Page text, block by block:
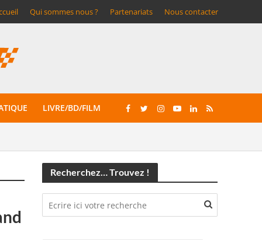
Qui sommes nous ? Partenariats Nous contacter
LIVRE/BD/FILM
Recherchez… Trouvez !